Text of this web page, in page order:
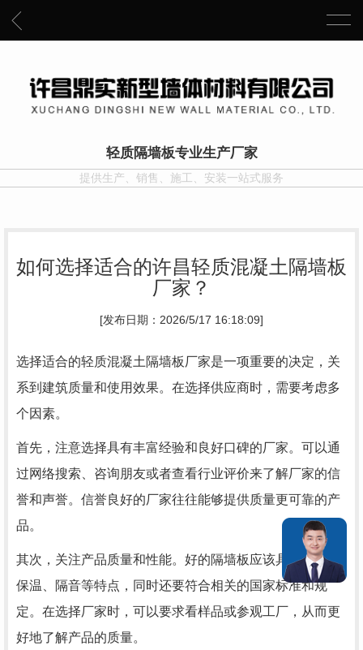
轻质隔墙板专业生产厂家
提供生产、销售、施工、安装一站式服务
如何选择适合的许昌轻质混凝土隔墙板
厂家？
[发布日期：2026/5/17 16:18:09]
选择适合的轻质混凝土隔墙板厂家是一项重要的决定，关
系到建筑质量和使用效果。在选择供应商时，需要考虑多
个因素。
首先，注意选择具有丰富经验和良好口碑的厂家。可以通
过网络搜索、咨询朋友或者查看行业评价来了解厂家的信
誉和声誉。信誉良好的厂家往往能够提供质量更可靠的产
品。
其次，关注产品质量和性能。好的隔墙板应该具备轻质、
保温、隔音等特点，同时还要符合相关的国家标准和规
定。在选择厂家时，可以要求看样品或参观工厂，从而更
好地了解产品的质量。